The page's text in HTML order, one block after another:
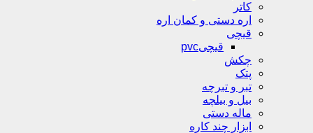
کاتر
اره دستی و کمان اره
قیچی
قیچیpvc
چکش
پتک
تبر و تبرچه
بیل و بیلچه
ماله دستی
ابزار چند کاره